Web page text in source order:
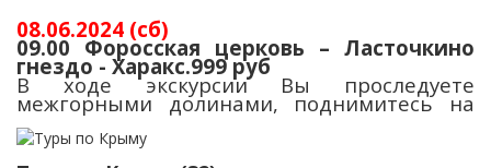
08.06.2024 (сб)
09.00 Форосская церковь – Ласточкино
гнездо - Харакс.999 руб
В ходе экскурсии Вы проследуете
межгорными долинами, поднимитесь на
один из тридцати горных крымских
перевалов – Байдарский перевал, где
увидите Байдарские ворота. Ворота